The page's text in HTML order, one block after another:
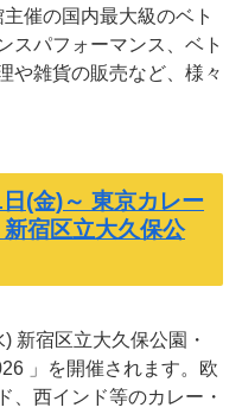
催の国内最大級のベト
スパフォーマンス、ベト
や雑貨の販売など、様々
(金)～ 東京カレー
宿区立大久保公
新宿区立大久保公園・
」を開催されます。欧
、西インド等のカレー・